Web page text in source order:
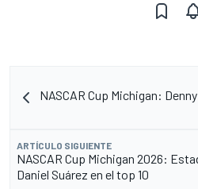
NASCAR Cup Michigan:
ARTÍCULO SIGUIENTE
NASCAR Cup Michigan 2026:
Daniel Suárez en el top 10